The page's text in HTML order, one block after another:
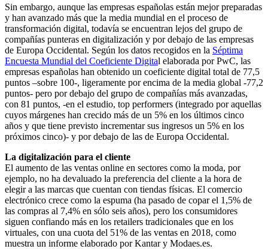
Sin embargo, aunque las empresas españolas están mejor preparadas
y han avanzado más que la media mundial en el proceso de
transformación digital, todavía se encuentran lejos del grupo de
compañías punteras en digitalización y por debajo de las empresas
de Europa Occidental. Según los datos recogidos en la Séptima
Encuesta Mundial del Coeficiente Digital elaborada por PwC, las
empresas españolas han obtenido un coeficiente digital total de 77,5
puntos –sobre 100-, ligeramente por encima de la media global -77,2
puntos- pero por debajo del grupo de compañías más avanzadas,
con 81 puntos, -en el estudio, top performers (integrado por aquellas
cuyos márgenes han crecido más de un 5% en los últimos cinco
años y que tiene previsto incrementar sus ingresos un 5% en los
próximos cinco)- y por debajo de las de Europa Occidental.
La digitalización para el cliente
El aumento de las ventas online en sectores como la moda, por
ejemplo, no ha devaluado la preferencia del cliente a la hora de
elegir a las marcas que cuentan con tiendas físicas. El comercio
electrónico crece como la espuma (ha pasado de copar el 1,5% de
las compras al 7,4% en sólo seis años), pero los consumidores
siguen confiando más en los retailers tradicionales que en los
virtuales, con una cuota del 51% de las ventas en 2018, como
muestra un informe elaborado por Kantar y Modaes.es.